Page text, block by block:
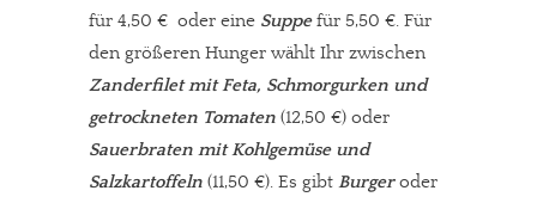
für 4,50 € oder eine Suppefür 5,50 €. Für
den größeren Hunger wählt Ihr zwischen
Zanderfilet mit Feta, Schmorgurken und
getrockneten Tomaten (12,50 €) oder
Sauerbraten mit Kohlgemüse und
Salzkartoffeln (11,50 €). Es gibt Burgeroder